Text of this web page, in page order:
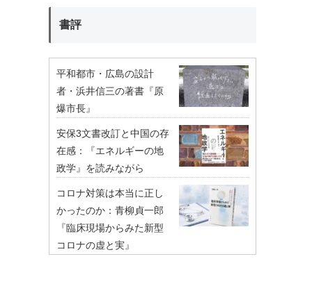
書評
平和都市・広島の設計
者・浜井信三の著書『原
爆市長』
安保3文書改訂と中国の存
在感：『エネルギーの地
政学』を読みながら
コロナ対策は本当に正し
かったのか：青柳貞一郎
『臨床現場からみた新型
コロナの虚と実』